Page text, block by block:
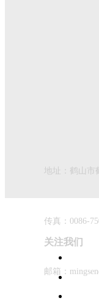
地址：鹤山市
传真：0086-
邮箱：
关注我们